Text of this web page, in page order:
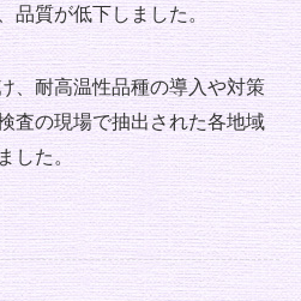
品質が低下しました。
、耐高温性品種の導入や対策
査の現場で抽出された各地域
した。